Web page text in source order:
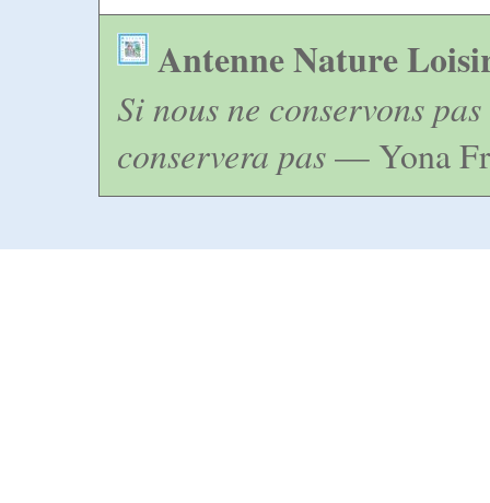
Antenne Nature
Si nous ne conservons
conservera pas— Yona